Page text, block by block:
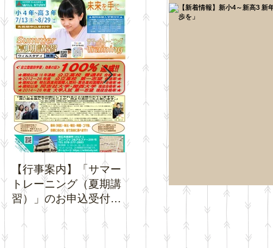
【行事案内】「サマー
トレーニング（夏期講
習）」のお申込受付を
開始いたします。
間中の「通常トレーニ
ング」の日程について
ジネ
クチ